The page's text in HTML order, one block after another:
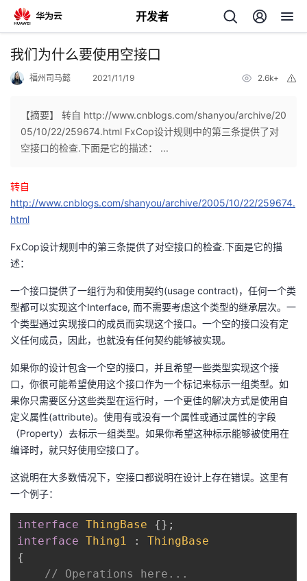
开发者
返
人
页
我
开
发
者
我
的
博
我
的
坛
我
圈
子
的
直
我
的
我
我
我们为什么要使用空接口
福州司马懿 2021/11/19 2.6k+
【摘要】 转自 http://www.cnblogs.com/shanyou/archive/20
05/10/22/259674.html FxCop设计规则中的第三条提供了对
空接口的检查.下面是它的描述： ...
转自
http://www.cnblogs.com/shanyou/archive/2005/10/22/259674.
html
FxCop设计规则中的第三条提供了对空接口的检查.下面是它的描
述：
一个接口提供了一组行为和使用契约(usage contract)，任何一个类
型都可以实现这个Interface, 而不需要考虑这个类型的继承层次。一
个类型通过实现接口的成员而实现这个接口。一个空的接口没有定
义任何成员，因此，也就没有任何契约能够被实现。
如果你的设计包含一个空的接口，并且希望一些类型实现这个接
口，你很可能希望使用这个接口作为一个标记来标示一组类型。如
果你只需要区分这些类型在运行时，一个更佳的解决方式是使用自
定义属性(attribute)。使用有或没有一个属性或通过属性的字段
（Property）去标示一组类型。如果你希望这种标示能够被使用在
编译时，就只好使用空接口了。
这说明在大多数情况下，空接口都说明在设计上存在错误。这里有
一个例子：
interface ThingBase {
interface Thing1 : ThingBase
{
// Operations here...